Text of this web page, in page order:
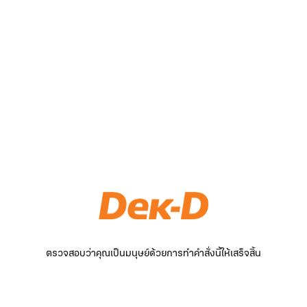
ตรวจสอบว่าคุณเป็นมนุษย์ด้วยการทำคำสั่งนี้ให้เสร็จสิ้น